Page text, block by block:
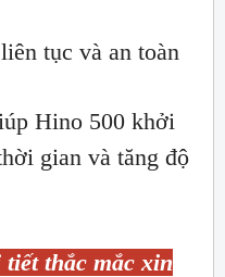
tục và an toàn
Hino 500 khởi
gian và tăng độ
mắc xin